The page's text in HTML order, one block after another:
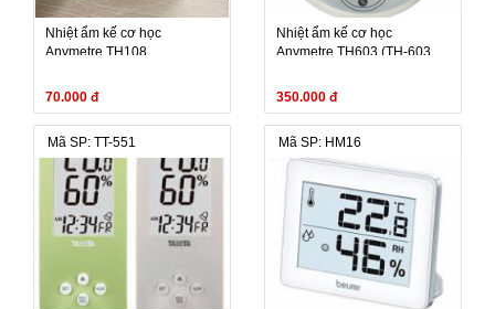
Nhiệt ẩm kế cơ học
Anymetre TH108
70.000 đ
Nhiệt ẩm kế cơ học
Anymetre TH603 (TH-603,
350.000 đ
Mã SP: TT-551 Mã SP: HM16